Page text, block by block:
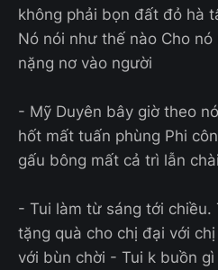
không phải bọn đất đỏ hà
Nó nói như thế nào Cho
nặng nơ vào người
- Mỹ Duyên bây giờ theo
hốt mất tuấn phùng Phi
gấu bông mất cả trì lẫn
- Tui làm từ sáng tới chiều.
tặng quà cho chị đại với
với bùn chời - Tui k buồn